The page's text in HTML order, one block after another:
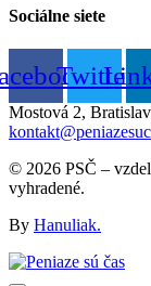
Sociálne siete
Twitter
Mostová 2,
© 2026 PSČ –
vyhradené.
By Hanuliak.